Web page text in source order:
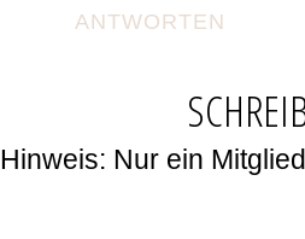
ANTWORTEN
Hinweis: Nur ein